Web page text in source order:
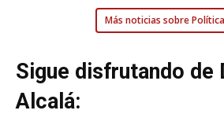
Más noticias sobre
Sigue disfrutando de
Alcalá: